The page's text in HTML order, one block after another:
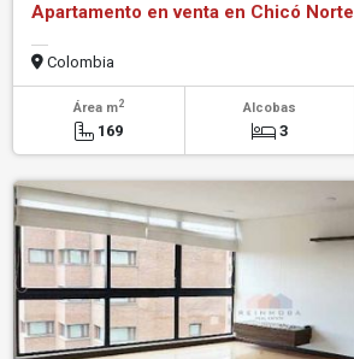
Apartamento en venta en Chicó Norte
Colombia
Área m2
169
Alcobas
3